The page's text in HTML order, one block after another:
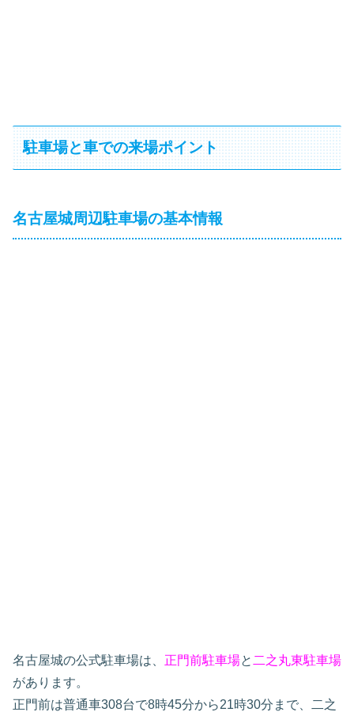
駐車場と車での来場ポイント
名古屋城周辺駐車場の基本情報
名古屋城の公式駐車場は、 正門前駐車場と 二之丸東駐車場
があります。
正門前は普通車308台で8時45分から21時30分まで、二之